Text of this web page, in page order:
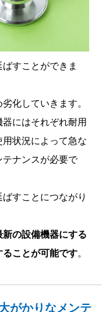
すことができま
化していきます。
にはそれぞれ耐用
状況によって急な
ナンスが必要で
すことにつながり
の設備機器にする
ことが可能です。
がかりなメンテ